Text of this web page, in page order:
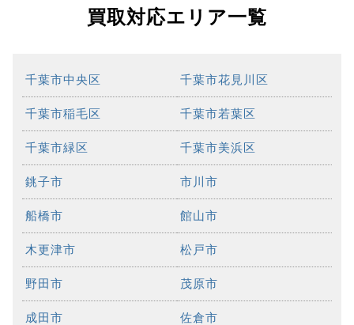
買取対応エリア一覧
千葉市中央区 千葉市花見川区
千葉市稲毛区 千葉市若葉区
千葉市緑区 千葉市美浜区
銚子市 市川市
船橋市 館山市
木更津市 松戸市
野田市 茂原市
成田市 佐倉市